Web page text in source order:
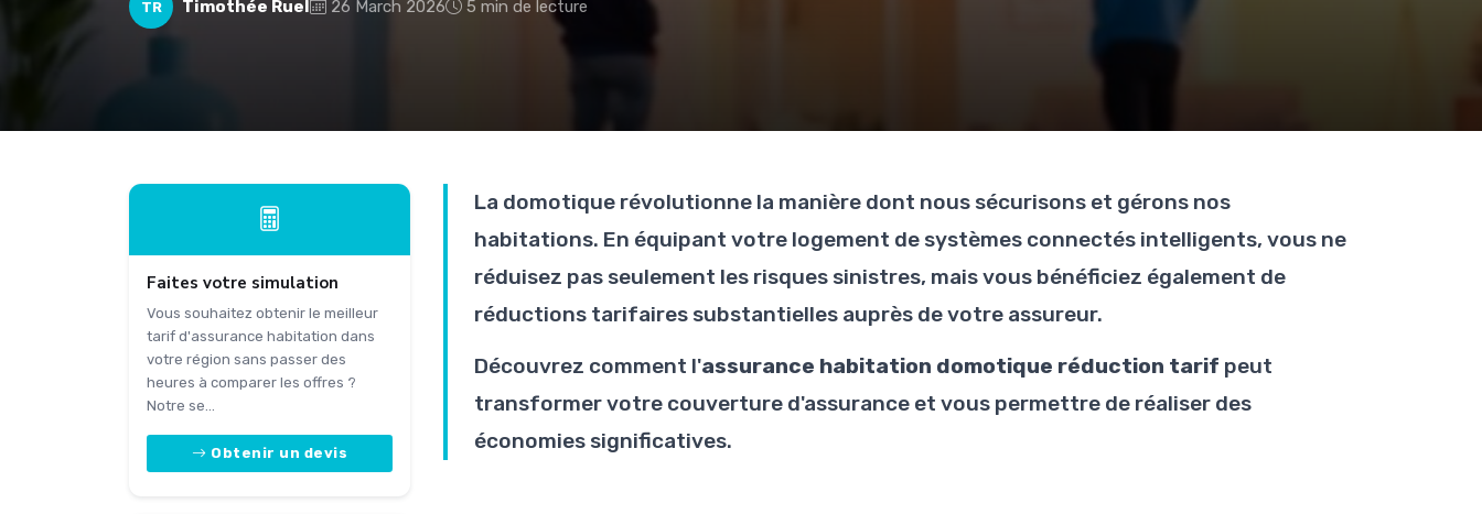
TR Timothée Ruel 26 March 2026 5 min de lecture
Faites votre simulation
Vous souhaitez obtenir le meilleur
tarif d'assurance habitation dans
votre région sans passer des
heures à comparer les offres ?
Notre se...
Obtenir un devis
La domotique révolutionne la manière dont nous sécurisons et gérons nos
habitations. En équipant votre logement de systèmes connectés intelligents, vous ne
réduisez pas seulement les risques sinistres, mais vous bénéficiez également de
réductions tarifaires substantielles auprès de votre assureur.
Découvrez comment l'assurance habitation domotique réduction tarif peut
transformer votre couverture d'assurance et vous permettre de réaliser des
économies significatives.